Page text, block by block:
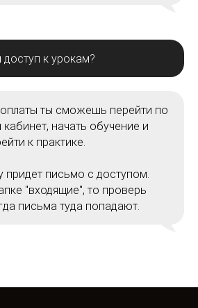
доступ к урокам?
ты сможешь перейти по
начать обучение и
к практике.
придет письмо с доступом.
"входящие", то проверь
письма туда попадают.